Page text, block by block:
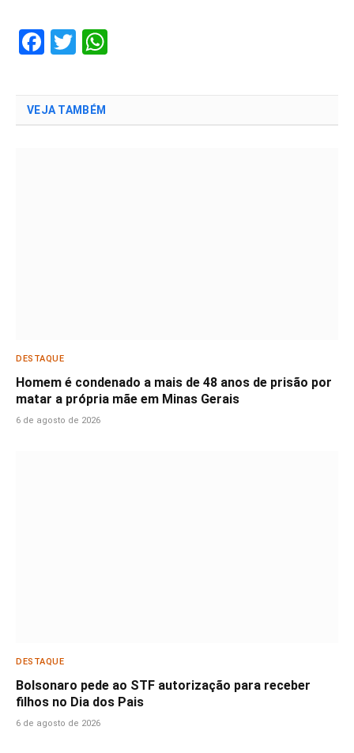
Facebook
Twitter
VEJA TAMBÉM
DESTAQUE
Homem é condenado a mais de 48 anos de prisão por
matar a própria mãe em Minas Gerais
6 de agosto de 2026
DESTAQUE
Bolsonaro pede ao STF autorização para receber
filhos no Dia dos Pais
6 de agosto de 2026